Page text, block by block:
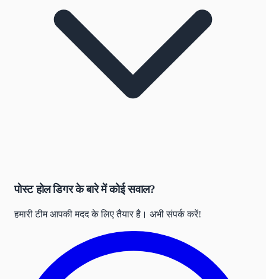
पोस्ट होल डिगर के बारे में कोई सवाल?
हमारी टीम आपकी मदद के लिए तैयार है। अभी संपर्क करें!